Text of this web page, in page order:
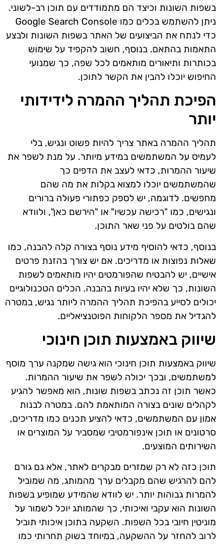
בשפות השונות וכיצד הם מתמודדים עם תוכן רב-לשוני.
ניתן להשתמש בכלים כמו Google Search Console
כדי לנתח את הביצועים של האתר בשפות השונות ולבצע
התאמות בהתאם. בנוסף, חשוב להקפיד על שימוש
בכותרות ותיאורים מותאמים לכל שפה, כך שמנועי
החיפוש יוכלו להבין את הקשר לתוכן.
הפיכת תהליך ההמרה לידידותי
יותר
תהליך ההמרה באתר צריך להיות פשוט ונגיש, בלי
לעמיס על המשתמשים במידע מיותר. על מנת לשפר את
שיעור ההמרות, כדאי לעצב את הדפים כך
שהמשתמשים יוכלו למצוא בקלות את מה שהם
מחפשים. לדוגמה, יש לספק כפתורי פעולה ברורים
ונגישים, כמו "רכישה עכשיו" או "הירשם כאן", ולוודא
שהם בולטים על פני שאר התוכן.
בנוסף, כדאי להוסיף מידע נוסף בצורה קלה להבנה, כמו
שאלות נפוצות או מדריכים. אם יש צורך בהזנת פרטים
אישיים, יש להבטיח שהפורמטים יהיו מותאמים לשפות
השונות, כך שלא יהיו בעיות בהבנה. הכלים הטכנולוגיים
יכולים לסייע בהפיכת תהליך ההמרה ליותר נגיש, במטרה
להגדיל את מספר הלקוחות הפוטנציאליים.
שיווק באמצעות תוכן חינוכי
שיווק באמצעות תוכן חינוכי הוא גישה שמקנה ערך מוסף
למשתמשים, ובכך יכולה לשפר את שיעור ההמרות.
כאשר תוכן זה נכתב בשפות שונות, הוא מאפשר להגיע
לקהלים שונים בצורה המותאמת להם. במטרה לבנות
אמון עם המשתמשים, כדאי להציע תכנים כמו מדריכים,
סרטונים או תוכן אינפורמטיבי שמסביר על המוצרים או
השירותים המוצעים.
תוכן כזה לא רק שמזרים מבקרים לאתר, אלא גם גורם
להם להרגיש שהם מקבלים ערך מהמותג, מה שמוביל
להמרות גבוהות יותר. יש לוודא שהמידע שמופיע בשפות
השונות הוא עקבי ואיכותי, כך שהמותג יוכל לשמור על
מוניטין חיובי בכל השפות. השקעה בתוכן איכותי תוביל
לרוב להחזר על ההשקעה, במיוחד בשוק תחרותי כמו